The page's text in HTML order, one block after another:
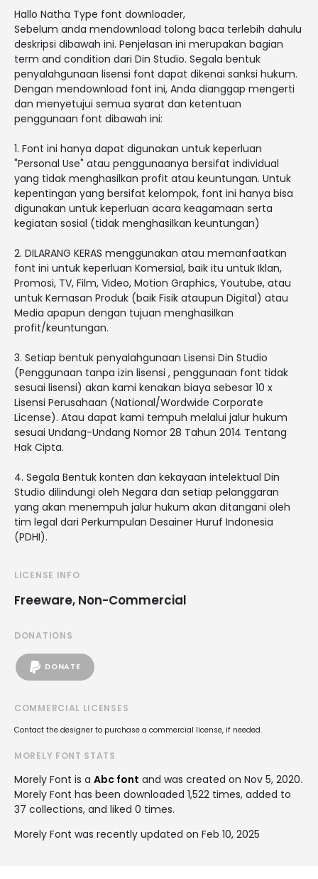
Hallo Natha Type font downloader,
Sebelum anda mendownload tolong baca terlebih dahulu
deskripsi dibawah ini. Penjelasan ini merupakan bagian
term and condition dari Din Studio. Segala bentuk
penyalahgunaan lisensi font dapat dikenai sanksi hukum.
Dengan mendownload font ini, Anda dianggap mengerti
dan menyetujui semua syarat dan ketentuan
penggunaan font dibawah ini:
1. Font ini hanya dapat digunakan untuk keperluan
"Personal Use" atau penggunaanya bersifat individual
yang tidak menghasilkan profit atau keuntungan. Untuk
kepentingan yang bersifat kelompok, font ini hanya bisa
digunakan untuk keperluan acara keagamaan serta
kegiatan sosial (tidak menghasilkan keuntungan)
2. DILARANG KERAS menggunakan atau memanfaatkan
font ini untuk keperluan Komersial, baik itu untuk Iklan,
Promosi, TV, Film, Video, Motion Graphics, Youtube, atau
untuk Kemasan Produk (baik Fisik ataupun Digital) atau
Media apapun dengan tujuan menghasilkan
profit/keuntungan.
3. Setiap bentuk penyalahgunaan Lisensi Din Studio
(Penggunaan tanpa izin lisensi , penggunaan font tidak
sesuai lisensi) akan kami kenakan biaya sebesar 10 x
Lisensi Perusahaan (National/Wordwide Corporate
License). Atau dapat kami tempuh melalui jalur hukum
sesuai Undang-Undang Nomor 28 Tahun 2014 Tentang
Hak Cipta.
4. Segala Bentuk konten dan kekayaan intelektual Din
Studio dilindungi oleh Negara dan setiap pelanggaran
yang akan menempuh jalur hukum akan ditangani oleh
tim legal dari Perkumpulan Desainer Huruf Indonesia
(PDHI).
LICENSE INFO
Freeware, Non-Commercial
DONATIONS
DONATE
COMMERCIAL LICENSES
Contact the designer to purchase a commercial license, if needed.
MORELY FONT STATS
Morely Font is a Abc font and was created on Nov 5, 2020.
Morely Font has been downloaded 1,522 times, added to
37 collections, and liked 0 times.
Morely Font was recently updated on Feb 10, 2025